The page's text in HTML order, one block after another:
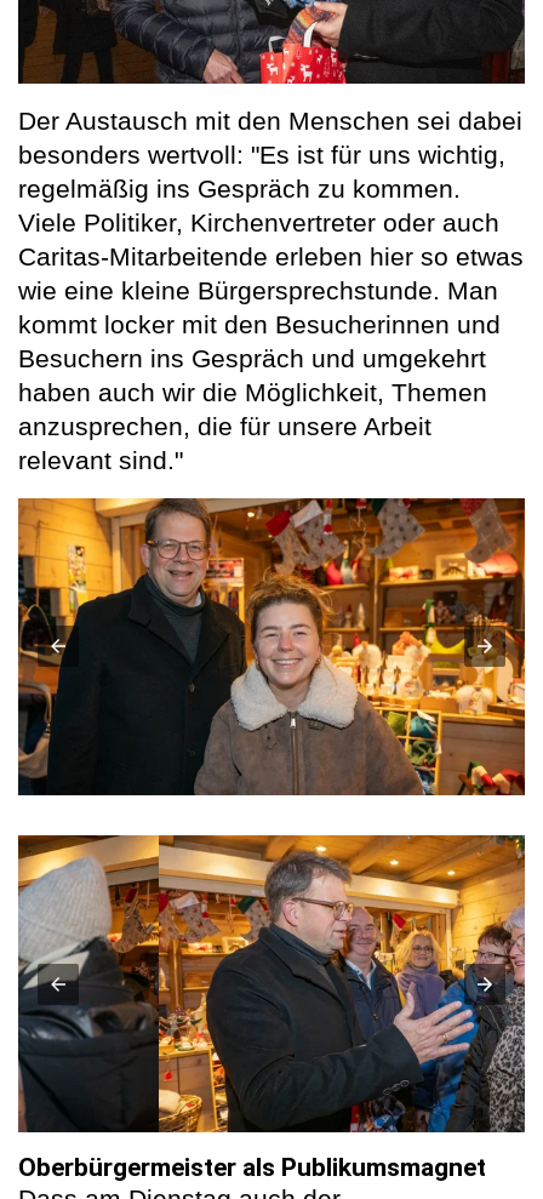
Der Austausch mit den Menschen sei dabei
besonders wertvoll: "Es ist für uns wichtig,
regelmäßig ins Gespräch zu kommen.
Viele Politiker, Kirchenvertreter oder auch
Caritas-Mitarbeitende erleben hier so etwas
wie eine kleine Bürgersprechstunde. Man
kommt locker mit den Besucherinnen und
Besuchern ins Gespräch und umgekehrt
haben auch wir die Möglichkeit, Themen
anzusprechen, die für unsere Arbeit
relevant sind."
Oberbürgermeister als Publikumsmagnet